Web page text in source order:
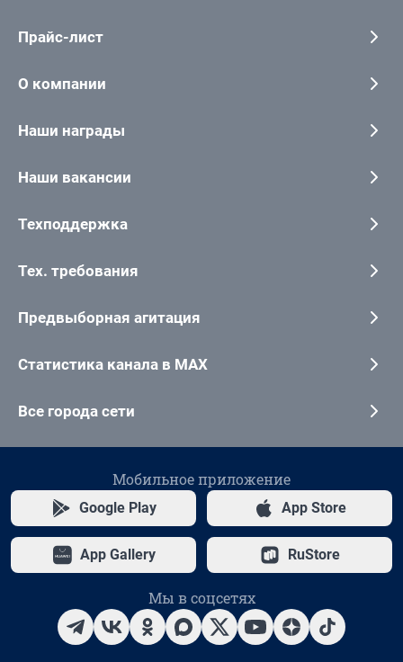
Прайс-лист
О компании
Наши награды
Наши вакансии
Техподдержка
Тех. требования
Предвыборная агитация
Статистика канала в MAX
Все города сети
Мобильное приложение
Google Play App Store
App Gallery RuStore
Мы в соцсетях